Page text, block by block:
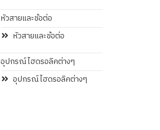
หัวสายและข้อต่อ
หัวสายและข้อต่อ
อุปกรณ์ไฮดรอลิคต่างๆ
อุปกรณ์ไฮดรอลิคต่างๆ